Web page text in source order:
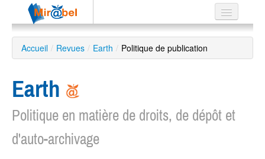
Le réseau
Soutien
Listes
Recherche
Accueil / Revues / Earth / Politique de publication
Earth
Politique en matière de droits, de dépôt et
d'auto-archivage